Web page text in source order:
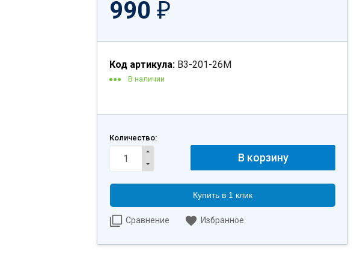
990 ₽
Код артикула: B3-201-26M
В наличии
Количество:
Купить в 1 клик
Сравнение Избранное